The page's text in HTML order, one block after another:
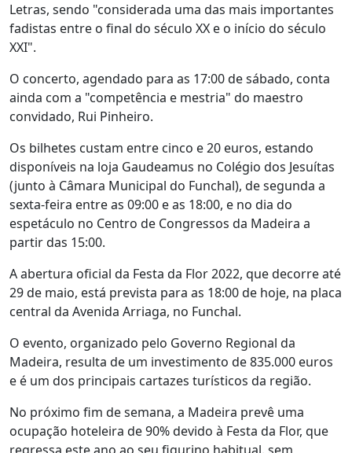
Letras, sendo "considerada uma das mais importantes
fadistas entre o final do século XX e o início do século
XXI".
O concerto, agendado para as 17:00 de sábado, conta
ainda com a "competência e mestria" do maestro
convidado, Rui Pinheiro.
Os bilhetes custam entre cinco e 20 euros, estando
disponíveis na loja Gaudeamus no Colégio dos Jesuítas
(junto à Câmara Municipal do Funchal), de segunda a
sexta-feira entre as 09:00 e as 18:00, e no dia do
espetáculo no Centro de Congressos da Madeira a
partir das 15:00.
A abertura oficial da Festa da Flor 2022, que decorre até
29 de maio, está prevista para as 18:00 de hoje, na placa
central da Avenida Arriaga, no Funchal.
O evento, organizado pelo Governo Regional da
Madeira, resulta de um investimento de 835.000 euros
e é um dos principais cartazes turísticos da região.
No próximo fim de semana, a Madeira prevê uma
ocupação hoteleira de 90% devido à Festa da Flor, que